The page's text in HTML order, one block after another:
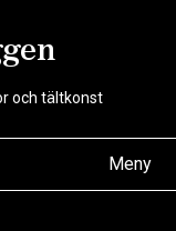
och tältkonst
Meny